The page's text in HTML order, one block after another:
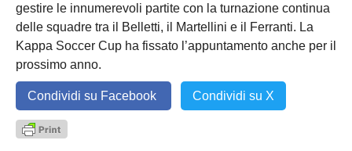
gestire le innumerevoli partite con la turnazione continua
delle squadre tra il Belletti, il Martellini e il Ferranti. La
Kappa Soccer Cup ha fissato l’appuntamento anche per il
prossimo anno.
Condividi su Facebook Condividi su X